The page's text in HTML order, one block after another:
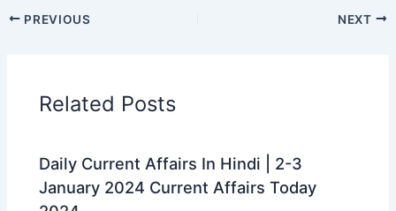
c a
A
p
r
m
PREVIOUS NEXT
Related Posts
Daily Current Affairs In Hindi | 2-3
January 2024 Current Affairs Today